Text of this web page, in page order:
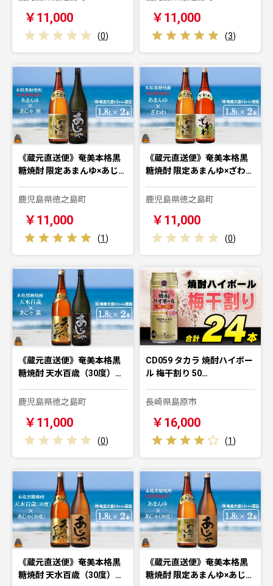
￥11,000
(0)
￥11,000
(3)
《蔵元直送便》奄美本格黒
糖焼酎 限定あまんゆ×あじ…
鹿児島県徳之島町
￥11,000
(1)
《蔵元直送便》奄美本格黒
糖焼酎 限定あまんゆ×ざわ…
鹿児島県徳之島町
￥11,000
(0)
《蔵元直送便》奄美本格黒
糖焼酎 天水百歳（30度）…
鹿児島県徳之島町
￥11,000
(0)
CD059 タカラ 焼酎ハイボー
ル 梅干割り 50…
長崎県島原市
￥16,000
(1)
《蔵元直送便》奄美本格黒
糖焼酎 天水百歳（30度）…
《蔵元直送便》奄美本格黒
糖焼酎 限定あまんゆ×あじ…